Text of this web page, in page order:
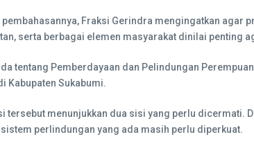
pembahasannya, Fraksi Gerindra mengingatkan
serta berbagai elemen masyarakat dinilai penting
tentang Pemberdayaan dan Pelindungan
Kabupaten Sukabumi.
tersebut menunjukkan dua sisi yang perlu
perlindungan yang ada masih perlu diperkuat.